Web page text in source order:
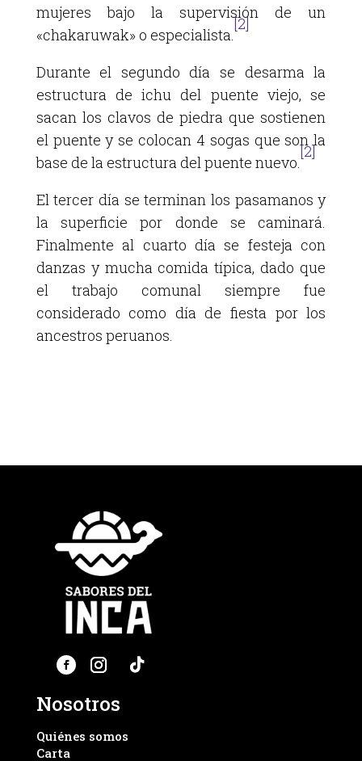
mujeres bajo la supervisión de un
«chakaruwak» o especialista.
[2]
Durante el segundo día se desarma la
estructura de ichu del puente viejo, se
sacan los clavos de piedra que sostienen
el puente y se colocan 4 sogas que son la
base de la estructura del puente nuevo.
[2]
El tercer día se terminan los pasamanos y
la superficie por donde se caminará.
Finalmente al cuarto día se festeja con
danzas y mucha comida típica, dado que
el trabajo comunal siempre fue
considerado como día de fiesta por los
ancestros peruanos.
Nosotros
Quiénes somos
Carta